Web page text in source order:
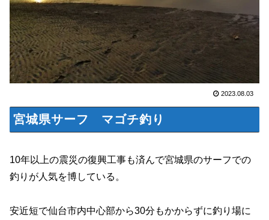
2023.08.03
宮城県サーフ マゴチ釣り
10年以上の震災の復興工事も済んで宮城県のサーフでの
釣りが人気を博している。
安近短で仙台市内中心部から30分もかからずに釣り場に